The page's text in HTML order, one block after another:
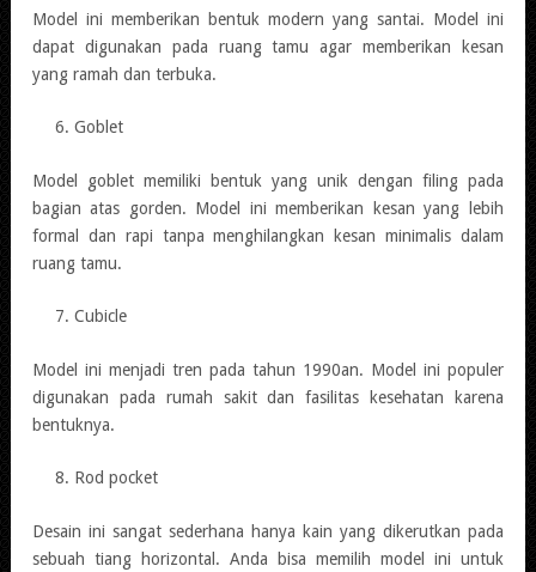
Model ini memberikan bentuk modern yang santai. Model ini
dapat digunakan pada ruang tamu agar memberikan kesan
yang ramah dan terbuka.
Goblet
Model goblet memiliki bentuk yang unik dengan filing pada
bagian atas gorden. Model ini memberikan kesan yang lebih
formal dan rapi tanpa menghilangkan kesan minimalis dalam
ruang tamu.
Cubicle
Model ini menjadi tren pada tahun 1990an. Model ini populer
digunakan pada rumah sakit dan fasilitas kesehatan karena
bentuknya.
Rod pocket
Desain ini sangat sederhana hanya kain yang dikerutkan pada
sebuah tiang horizontal. Anda bisa memilih model ini untuk